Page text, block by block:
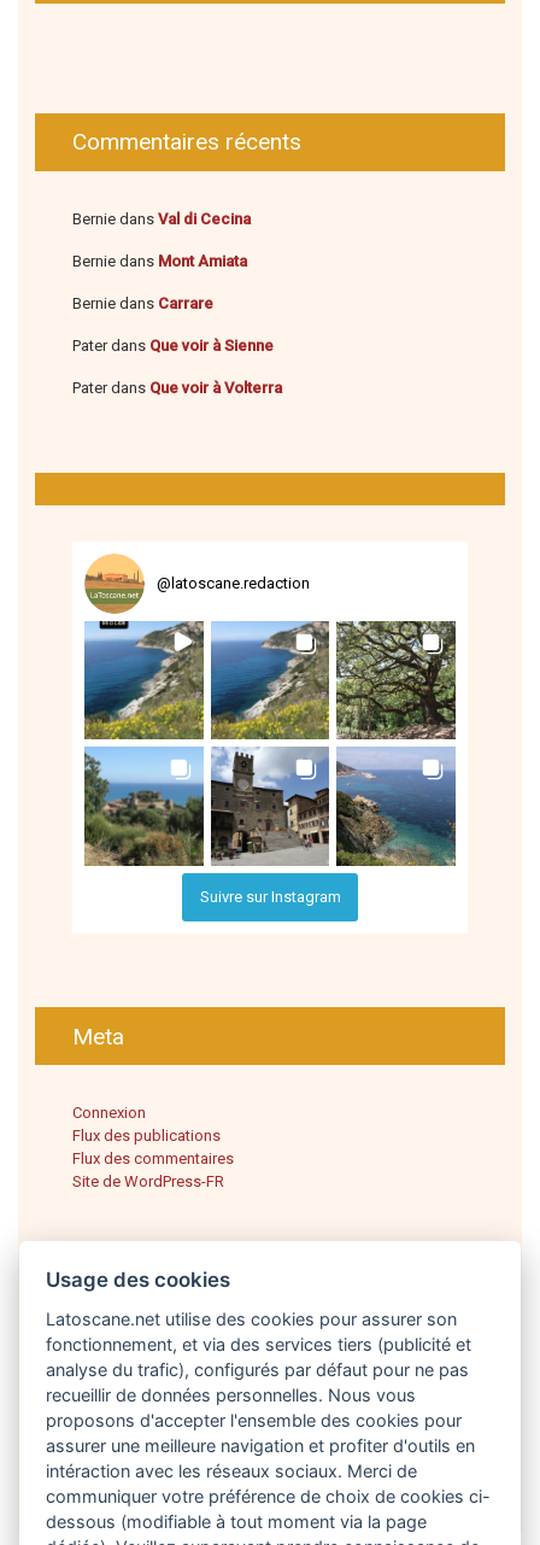
Commentaires récents
Bernie dans Val di Cecina
Bernie dans Mont Amiata
Bernie dans Carrare
Paterdans Que voir à Sienne
Paterdans Que voir à Volterra
@ latoscane.redaction
Suivre sur Instagram
Meta
Connexion
Flux des publications
Flux des commentaires
Site de WordPress-FR
Français
Usage des cookies
Latoscane.net utilise des cookies pour assurer son
fonctionnement, et via des services tiers (publicité et
analyse du trafic), configurés par défaut pour ne pas
recueillir de données personnelles. Nous vous
proposons d'accepter l'ensemble des cookies pour
assurer une meilleure navigation et profiter d'outils en
intéraction avec les réseaux sociaux. Merci de
communiquer votre préférence de choix de cookies ci-
dessous (modifiable à tout moment via la page